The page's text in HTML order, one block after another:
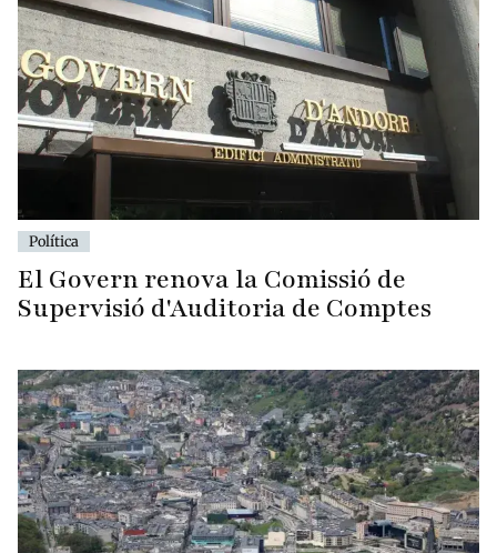
Política
El Govern renova la Comissió de
Supervisió d'Auditoria de Comptes